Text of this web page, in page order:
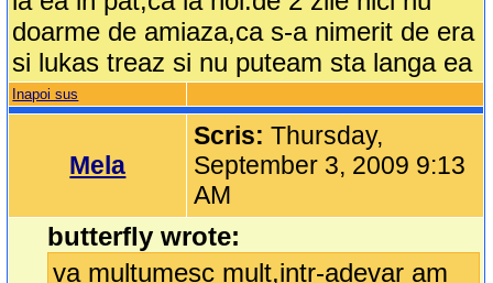
doarme de amiaza,ca s-a nimerit de era
si lukas treaz si nu puteam sta langa ea
Inapoi sus
Mela
Scris:Thursday,
September 3, 2009 9:13
AM
butterfly wrote:
va multumesc mult,intr-adevar am